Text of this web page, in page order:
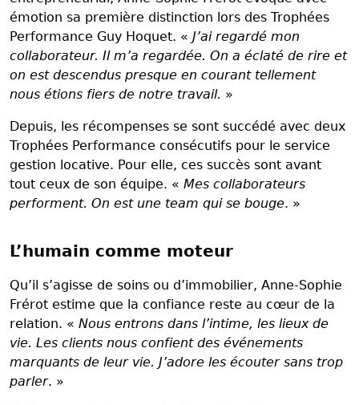
émotion sa première distinction lors des Trophées
Performance Guy Hoquet. « J’ai regardé mon
collaborateur. Il m’a regardée. On a éclaté de rire et
on est descendus presque en courant tellement
nous étions fiers de notre travail. »
Depuis, les récompenses se sont succédé avec deux
Trophées Performance consécutifs pour le service
gestion locative. Pour elle, ces succès sont avant
tout ceux de son équipe. « Mes collaborateurs
performent. On est une team qui se bouge. »
L’humain comme moteur
Qu’il s’agisse de soins ou d’immobilier, Anne-Sophie
Frérot estime que la confiance reste au cœur de la
relation. « Nous entrons dans l’intime, les lieux de
vie. Les clients nous confient des événements
marquants de leur vie. J’adore les écouter sans trop
parler. »